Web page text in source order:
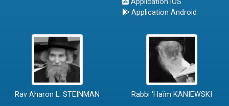
Application iOS
Application Android
Rav Aharon L. STEINMAN Rabbi 'Haïm KANIEWSKI